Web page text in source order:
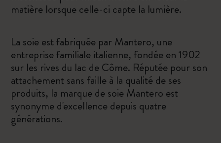
matière lorsque celle-ci capte la lumière.
La soie est fabriquée par Mantero, une
entreprise familiale italienne, fondée en 1902
sur les rives du lac de Côme. Réputée pour son
attachement sans faille à la qualité de ses
produits, la marque de soie Mantero est
synonyme d'excellence depuis quatre
générations.